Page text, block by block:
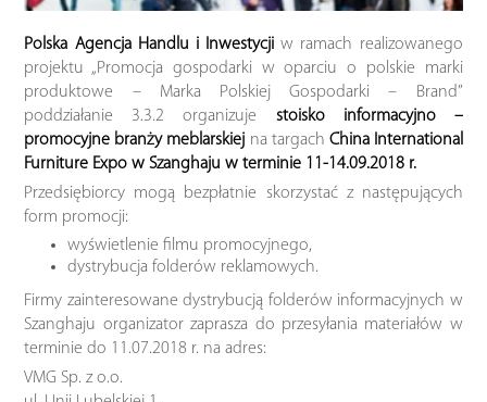
Polska Agencja Handlu i Inwestycji w ramach realizowanego
projektu „Promocja gospodarki w oparciu o polskie marki
produktowe – Marka Polskiej Gospodarki – Brand”
poddziałanie 3.3.2 organizuje stoisko informacyjno –
promocyjne branży meblarskiej na targach China International
Furniture Expo w Szanghaju w terminie 11-14.09.2018 r.
Przedsiębiorcy mogą bezpłatnie skorzystać z następujących
form promocji:
wyświetlenie filmu promocyjnego,
dystrybucja folderów reklamowych.
Firmy zainteresowane dystrybucją folderów informacyjnych w
Szanghaju organizator zaprasza do przesyłania materiałów w
terminie do 11.07.2018 r. na adres:
VMG Sp. z o.o.